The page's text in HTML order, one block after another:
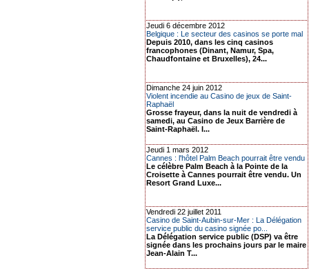
Jeudi 6 décembre 2012
Belgique : Le secteur des casinos se porte mal
Depuis 2010, dans les cinq casinos
francophones (Dinant, Namur, Spa,
Chaudfontaine et Bruxelles), 24...
Dimanche 24 juin 2012
Violent incendie au Casino de jeux de Saint-
Raphaël
Grosse frayeur, dans la nuit de vendredi à
samedi, au Casino de Jeux Barrière de
Saint-Raphaël. I...
Jeudi 1 mars 2012
Cannes : l'hôtel Palm Beach pourrait être vendu
Le célèbre Palm Beach à la Pointe de la
Croisette à Cannes pourrait être vendu. Un
Resort Grand Luxe...
Vendredi 22 juillet 2011
Casino de Saint-Aubin-sur-Mer : La Délégation
service public du casino signée po...
La Délégation service public (DSP) va être
signée dans les prochains jours par le maire
Jean-Alain T...